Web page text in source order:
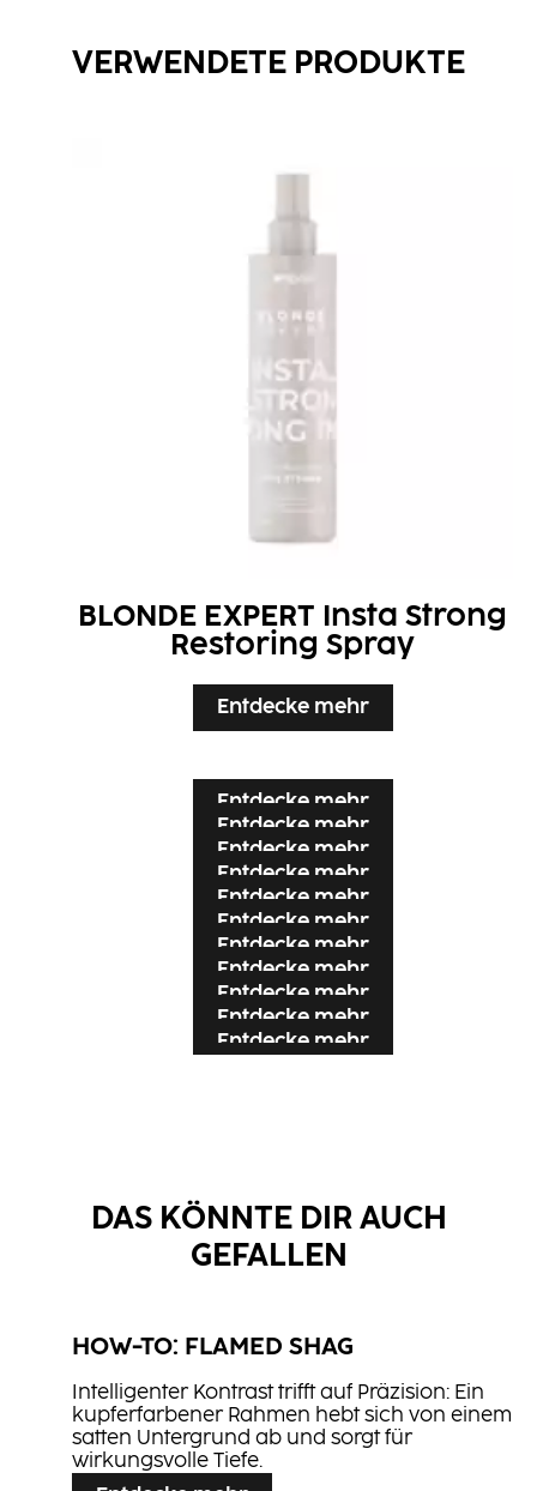
VERWENDETE PRODUKTE
BLONDE EXPERT Insta Strong
Restoring Spray
Entdecke mehr
BLONDE EXPERT Lightener 9+
Entdecke mehr
Entdecke mehr
Entdecke mehr
BLONDE EXPERT Insta Strong
Entdecke mehr
BLONDE EXPERT Insta Strong
Treatment
Entdecke mehr
BLONDE EXPERT Insta Strong
Shampoo
Entdecke mehr
CC2
Entdecke mehr
NN2
Entdecke mehr
CREA-BOLD
Entdecke mehr
Entdecke mehr
Entdecke mehr
DAS KÖNNTE DIR AUCH
GEFALLEN
HOW-TO: FLAMED SHAG
Intelligenter Kontrast trifft auf Präzision: Ein
kupferfarbener Rahmen hebt sich von einem
satten Untergrund ab und sorgt für
wirkungsvolle Tiefe.